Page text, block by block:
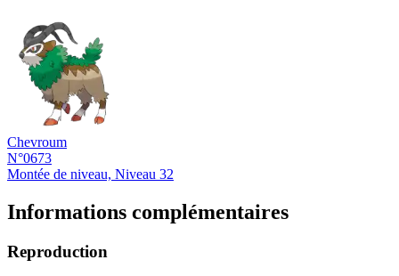
Chevroum
N°0673
Montée de niveau, Niveau 32
Informations complémentaires
Reproduction